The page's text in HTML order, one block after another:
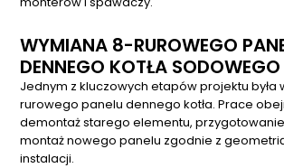
WYMIANA 8-RUROWEGO
DENNEGO KOTŁA SODOWEGO
Jednym z kluczowych etapów projektu była
rurowego panelu dennego kotła. Prace
demontaż starego elementu,
montaż nowego panelu zgodnie z
instalacji.